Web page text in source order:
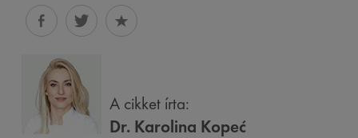
A cikket írta:
Dr. Karolina Kopeć